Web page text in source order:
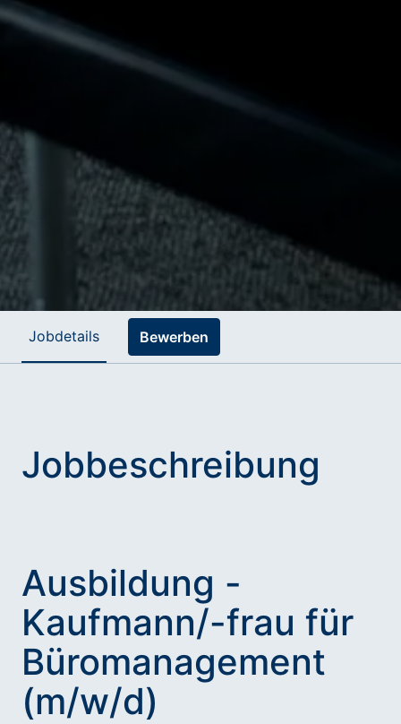
Jobdetails Bewerben
Jobbeschreibung
Ausbildung -
Kaufmann/-frau für
Büromanagement
(m/w/d)